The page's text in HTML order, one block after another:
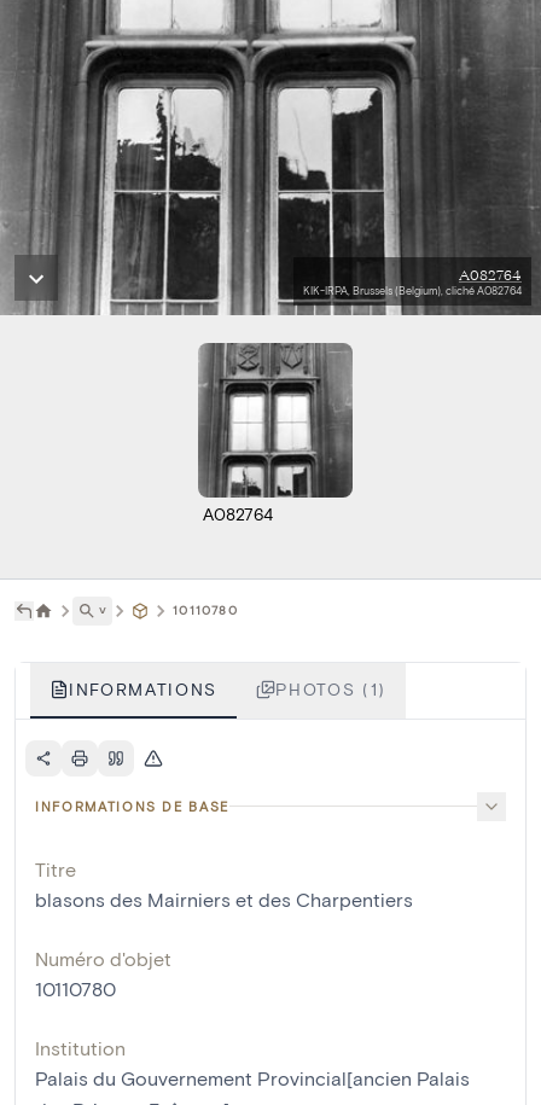
A082764
KIK-IRPA, Brussels (Belgium), cliché A082764
A082764
˅ 10110780
INFORMATIONS PHOTOS (1)
INFORMATIONS DE BASE
Titre
blasons des Mairniers et des Charpentiers
Numéro d'objet
10110780
Institution
Palais du Gouvernement Provincial[ancien Palais